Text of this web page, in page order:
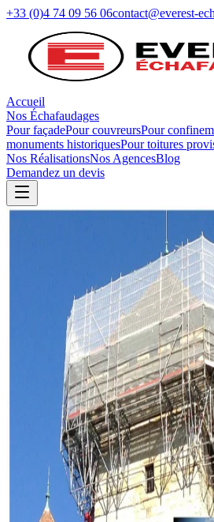
+33 (0)4 74 09 56 06contact@everest-
Accueil
Nos Échafaudages
Pour façadePour couvreursPour
monuments historiquesPour toitures
Nos RéalisationsNos AgencesBlog
Demandez un devis
OUVERTURE D'UNE
EVEREST À ANNECY
3 minde lecture
Depuis 10 ans, nous développons nos
à chaque fois géographiquement de nos
L'ouverture de notre agence à Annecy
logique de proximité. Elle nous permet
de Haute-Savoie et des régions
Notre équipe locale est à votre
vous proposer des solutions adaptées.